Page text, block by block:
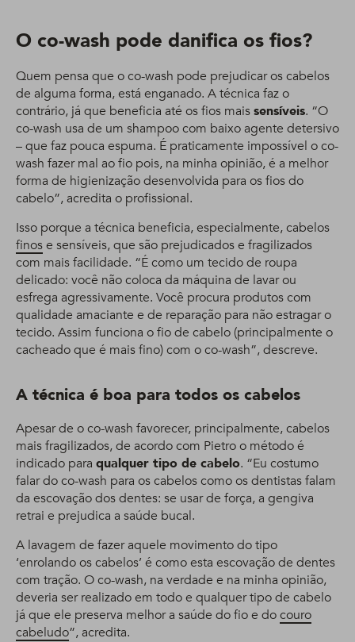
O co-wash pode danifica os fios?
Quem pensa que o co-wash pode prejudicar os cabelos
de alguma forma, está enganado. A técnica faz o
contrário, já que beneficia até os fios maissensíveis. “O
co-wash usa de um shampoo com baixo agente detersivo
– que faz pouca espuma. É praticamente impossível o co-
wash fazer mal ao fio pois, na minha opinião, é a melhor
forma de higienização desenvolvida para os fios do
cabelo”, acredita o profissional.
Isso porque a técnica beneficia, especialmente, cabelos
finose sensíveis, que são prejudicados e fragilizados
com mais facilidade. “É como um tecido de roupa
delicado: você não coloca da máquina de lavar ou
esfrega agressivamente. Você procura produtos com
qualidade amaciante e de reparação para não estragar o
tecido. Assim funciona o fio de cabelo (principalmente o
cacheado que é mais fino) com o co-wash”, descreve.
A técnica é boa para todos os cabelos
Apesar de o co-wash favorecer, principalmente, cabelos
mais fragilizados, de acordo com Pietro o método é
indicado para qualquer tipo de cabelo. “Eu costumo
falar do co-wash para os cabelos como os dentistas falam
da escovação dos dentes: se usar de força, a gengiva
retrai e prejudica a saúde bucal.
A lavagem de fazer aquele movimento do tipo
‘enrolando os cabelos’ é como esta escovação de dentes
com tração. O co-wash, na verdade e na minha opinião,
deveria ser realizado em todo e qualquer tipo de cabelo
já que ele preserva melhor a saúde do fio e docouro
cabeludo”, acredita.